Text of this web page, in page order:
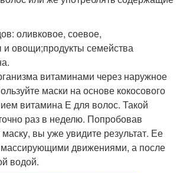
оливковое, соевое,
и овощи;продукты семейства
витаминами через наружное
маски на основе кокосового
витамина Е для волос. Такой
раз в неделю. Попробовав
вы уже увидите результат. Ее
массирующими движениями, а после
водой.